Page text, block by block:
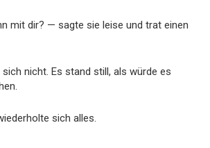
mit dir? — sagte sie leise und trat einen
nicht. Es stand still, als würde es
sich alles.